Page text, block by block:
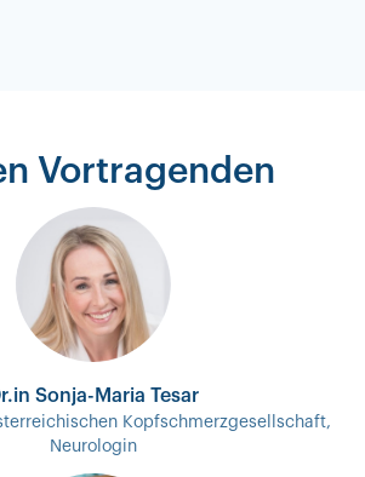
Vortragenden
Sonja-Maria Tesar
Kopfschmerzgesellschaft,
Neurologin